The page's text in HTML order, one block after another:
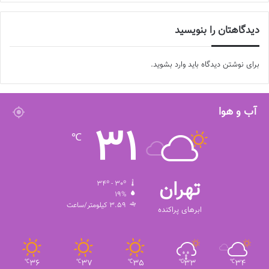
دیدگاهتان را بنویسید
برای نوشتن دیدگاه باید وارد بشوید.
آب و هوا
تهران
ابرهای پراکنده
31
℃
19%
3.59 کیلومتر/ساعت
34
℃
33
℃
35
℃
37
℃
36
℃